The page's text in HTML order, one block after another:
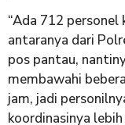
“Ada 712
antaranya dari
pos pantau,
membawahi
jam, jadi
koordinasinya